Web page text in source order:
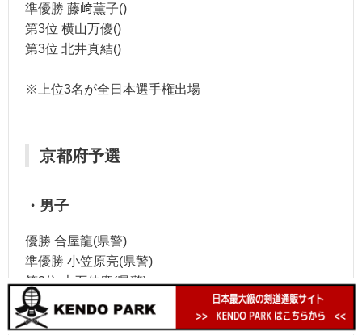
準優勝 藤﨑薫子()
第3位 横山万優()
第3位 北井真結()
※上位3名が全日本選手権出場
京都府予選
・男子
優勝 合屋龍(県警)
準優勝 小笠原亮(県警)
第3位 大石佳慶(県警)
第3位 中村謙太(県警)